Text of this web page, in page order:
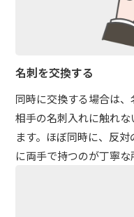
名刺を交換する
同時に交換する場合は、
相手の名刺入れに触れ
ます。ほぼ同時に、反
に両手で持つのが丁寧な